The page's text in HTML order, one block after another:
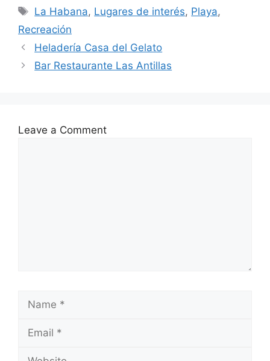
Tags
La Habana, Lugares de interés, Playa,
Recreación
Heladería Casa del Gelato
Bar Restaurante Las Antillas
Leave a Comment
Name
Email
Website